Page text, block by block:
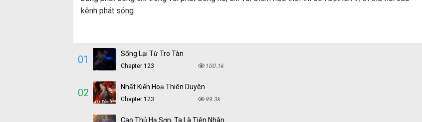
kênh phát sóng.
01 Sống Lại Từ Tro Tàn
Chapter 123 100.1k
02 Nhất Kiến Hoạ Thiên Duyên
Chapter 123 99.3k
Cao Thủ Hạ Sơn, Ta Là Tiên Nhân